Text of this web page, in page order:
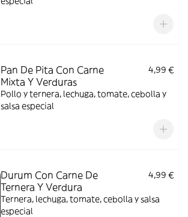
Pan De Pita Con Carne
Mixta Y Verduras
4,99 €
Pollo y ternera, lechuga, tomate, cebolla y
salsa especial
Durum Con Carne De
Ternera Y Verdura
4,99 €
Ternera, lechuga, tomate, cebolla y salsa
especial